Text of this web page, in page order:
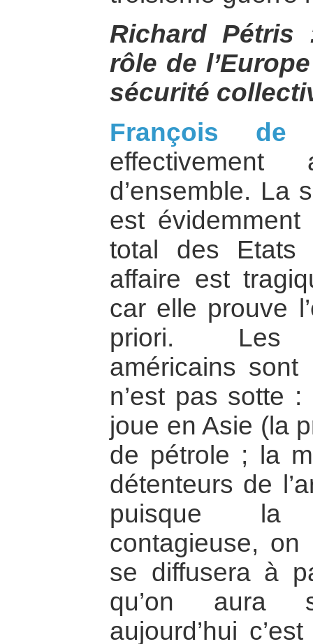
Richard
rôle de
sécurité
François
d’ensemble. La
est évidemment
total des Etats
affaire est
car elle prouve
priori. Les
américains sont
n’est pas sotte
joue en Asie (la
de pétrole ; la
détenteurs de
puisque la
contagieuse, on
se diffusera à
qu’on aura
aujourd’hui